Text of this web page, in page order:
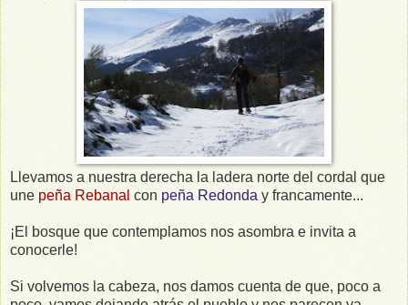
Llevamos a nuestra derecha la ladera norte del cordal que
une peña Rebanal con peña Redonda y francamente...
¡El bosque que contemplamos nos asombra e invita a
conocerle!
Si volvemos la cabeza, nos damos cuenta de que, poco a